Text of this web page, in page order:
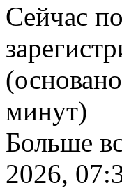
Сейчас
минут)
Больше
2026,